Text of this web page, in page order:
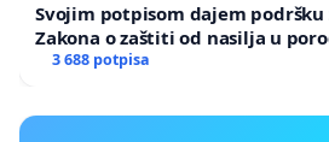
Svojim potpisom dajem podršku
Zakona o zaštiti od nasilja u
3 688 potpisa